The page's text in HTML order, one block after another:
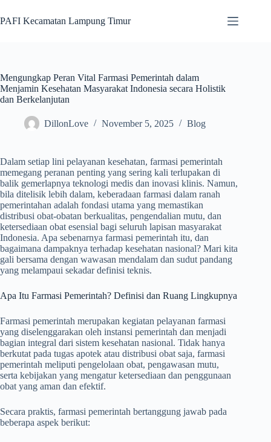
to
content
PAFI Kecamatan Lampung Timur
Mengungkap Peran Vital Farmasi Pemerintah dalam
Menjamin Kesehatan Masyarakat Indonesia secara Holistik
dan Berkelanjutan
DillonLove November 5, 2025 Blog
Dalam setiap lini pelayanan kesehatan, farmasi pemerintah
memegang peranan penting yang sering kali terlupakan di
balik gemerlapnya teknologi medis dan inovasi klinis. Namun,
bila ditelisik lebih dalam, keberadaan farmasi dalam ranah
pemerintahan adalah fondasi utama yang memastikan
distribusi obat-obatan berkualitas, pengendalian mutu, dan
ketersediaan obat esensial bagi seluruh lapisan masyarakat
Indonesia. Apa sebenarnya farmasi pemerintah itu, dan
bagaimana dampaknya terhadap kesehatan nasional? Mari kita
gali bersama dengan wawasan mendalam dan sudut pandang
yang melampaui sekadar definisi teknis.
Apa Itu Farmasi Pemerintah? Definisi dan Ruang Lingkupnya
Farmasi pemerintah merupakan kegiatan pelayanan farmasi
yang diselenggarakan oleh instansi pemerintah dan menjadi
bagian integral dari sistem kesehatan nasional. Tidak hanya
berkutat pada tugas apotek atau distribusi obat saja, farmasi
pemerintah meliputi pengelolaan obat, pengawasan mutu,
serta kebijakan yang mengatur ketersediaan dan penggunaan
obat yang aman dan efektif.
Secara praktis, farmasi pemerintah bertanggung jawab pada
beberapa aspek berikut: